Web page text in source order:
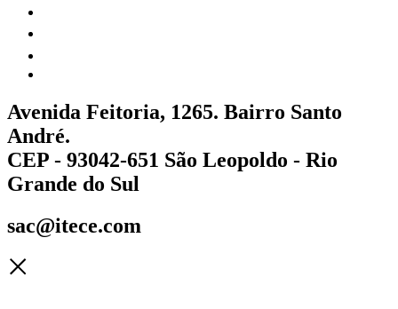
Avenida Feitoria, 1265. Bairro Santo
André.
CEP - 93042-651 São Leopoldo - Rio
Grande do Sul
sac@itece.com